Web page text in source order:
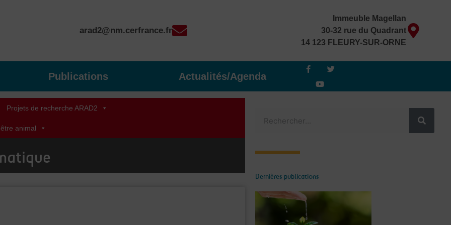
arad2@nm.cerfrance.fr
Immeuble Magellan
30-32 rue du Quadrant
14 123 FLEURY-SUR-ORNE
Publications Actualités/Agenda
F
a
T
w
u
t
Projets de recherche ARAD2
animal
Dernières publications